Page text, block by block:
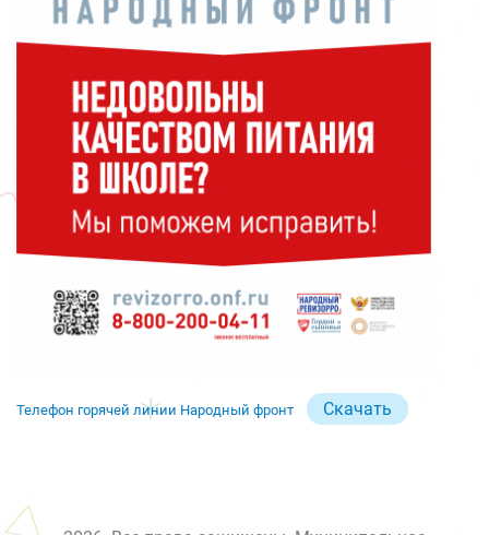
Телефон горячей линии Народный фронт Скачать